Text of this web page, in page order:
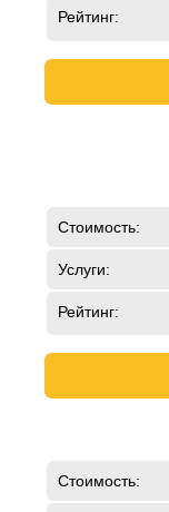
Рейтинг:
Стоимость:
Услуги:
Рейтинг:
Стоимость: